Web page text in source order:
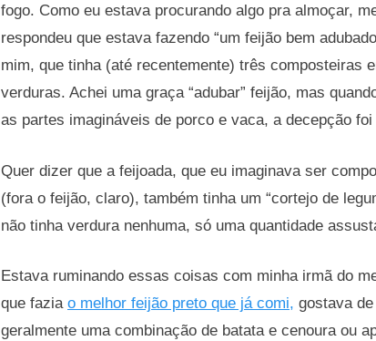
fogo. Como eu estava procurando algo pra almoçar,
respondeu que estava fazendo “um feijão bem
mim, que tinha (até recentemente) três composteiras
verduras. Achei uma graça “adubar” feijão, mas
as partes imagináveis de porco e vaca, a decepção
Quer dizer que a feijoada, que eu imaginava ser
(fora o feijão, claro), também tinha um “cortejo de
não tinha verdura nenhuma, só uma quantidade
Estava ruminando essas coisas com minha irmã do
que fazia o melhor feijão preto que já comi, gostava
geralmente uma combinação de batata e cenoura ou